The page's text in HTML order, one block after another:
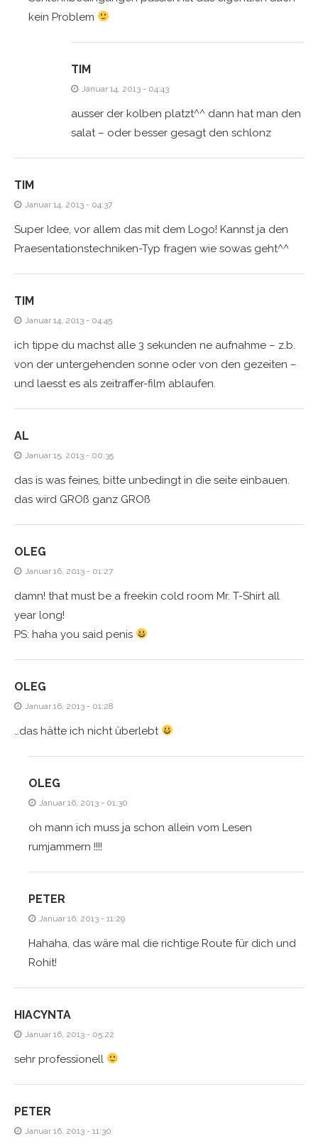
kein Problem
TIM
Januar 14, 2013 - 04:43
ausser der kolben platzt^^ dann hat man den
salat – oder besser gesagt den schlonz
TIM
Januar 14, 2013 - 04:37
Super Idee, vor allem das mit dem Logo! Kannst ja den
Praesentationstechniken-Typ fragen wie sowas geht^^
TIM
Januar 14, 2013 - 04:45
ich tippe du machst alle 3 sekunden ne aufnahme – z.b.
von der untergehenden sonne oder von den gezeiten –
und laesst es als zeitraffer-film ablaufen.
AL
Januar 15, 2013 - 00:35
das is was feines, bitte unbedingt in die seite einbauen.
das wird GROß ganz GROß
OLEG
Januar 16, 2013 - 01:27
damn! that must be a freekin cold room Mr. T-Shirt all
year long!
PS: haha you said penis
OLEG
Januar 16, 2013 - 01:28
…das hätte ich nicht überlebt
OLEG
Januar 16, 2013 - 01:30
oh mann ich muss ja schon allein vom Lesen
rumjammern !!!!
PETER
Januar 16, 2013 - 11:29
Hahaha, das wäre mal die richtige Route für dich und
Rohit!
HIACYNTA
Januar 16, 2013 - 05:22
sehr professionell
PETER
Januar 16, 2013 - 11:30